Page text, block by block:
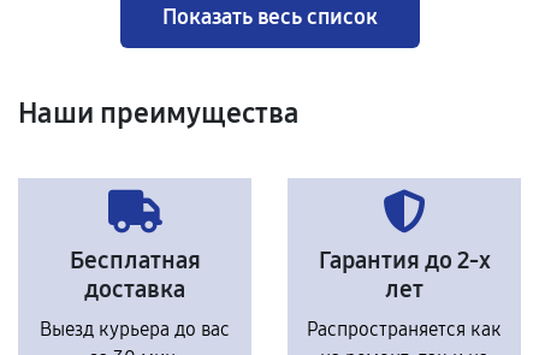
Показать весь список
Наши преимущества
Бесплатная
доставка
Выезд курьера до вас
Гарантия до 2-х
лет
Распространяется как